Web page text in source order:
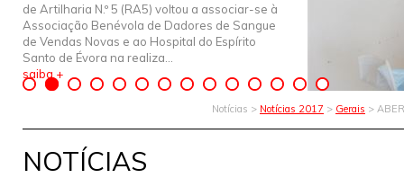
de Artilharia N.º 5 (RA5) voltou a associar-se à
Associação Benévola de Dadores de Sangue
de Vendas Novas e ao Hospital do Espírito
Santo de Évora na realiza...
saiba +
Notícias > Notícias 2017 > Gerais >
NOTÍCIAS